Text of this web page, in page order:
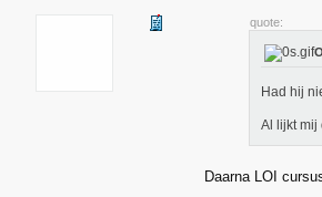
quote:
Had hij
Al lijkt mij
Daarna LOI